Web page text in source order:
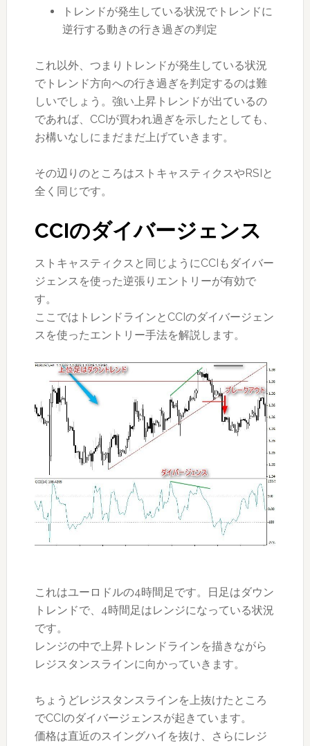
トレンドが発生している状況でトレンドに
逆行する動きの行き過ぎの判定
これ以外、つまりトレンドが発生している状況
でトレンド方向への行き過ぎを判定するのは難
しいでしょう。強い上昇トレンドが出ているの
であれば、CCIが買われ過ぎを示したとしても、
お構いなしにまだまだ上げていきます。
その辺りのところはストキャスティクスやRSIと
全く同じです。
CCIのダイバージェンス
ストキャスティクスと同じようにCCIもダイバー
ジェンスを使った逆張りエントリーが有効で
す。
ここではトレンドラインとCCIのダイバージェン
スを使ったエントリー手法を解説します。
これはユーロドルの4時間足です。日足はダウン
トレンドで、4時間足はレンジになっている状況
です。
レンジの中で上昇トレンドラインを描きながら
レジスタンスラインに向かっていきます。
ちょうどレジスタンスラインを上抜けたところ
でCCIのダイバージェンスが起きています。
価格は直近のスイングハイを抜け、さらにレジ